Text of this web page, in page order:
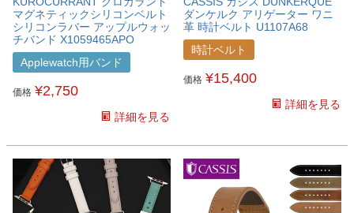
マグネティックシリコンベルト
シリコンラバー アップルウォッ
チバンド X1059465APO
Applewatch用バンド
価格 ¥2,750
詳細を見る
ダンケルク アリゲーター ワニ
革 時計ベルト U1107A68
時計ベルト
価格 ¥15,400
詳細を見る